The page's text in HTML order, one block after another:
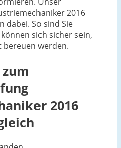
2016
dabei. So sind Sie
sich sicher sein,
bereuen werden.
2016